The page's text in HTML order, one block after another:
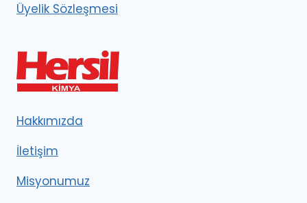
Üyelik Sözleşmesi
Hakkımızda
İletişim
Misyonumuz